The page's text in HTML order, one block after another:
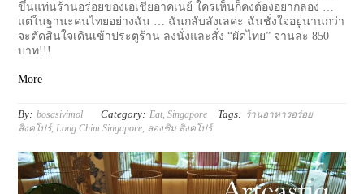
ขึ้นแท่นร้านอร่อยของเอเชียอาคเนย์ ใครเห็นก็คงต้องอยากลอง …
แต่ในฐานะคนไทยอย่างฉัน … ฉันกลับลังเลค่ะ ฉันชั่งใจอยู่นานกว่า
จะตัดสินใจเดินเข้าประตูร้าน ลงนั่งและสั่ง “ผัดไทย” จานละ 850
บาท!!!
More
By: bosasivimol Category: Eat,Singapore Tags: ร้านอาหารอร่อย
สิงคโปร์,Long Chim Singapore, ลองชิม สิงคโปร์